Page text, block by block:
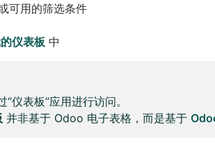
可用的筛选条件
仪表板 中
仪表板”应用进行访问。
并非基于 Odoo 电子表格，而是基于